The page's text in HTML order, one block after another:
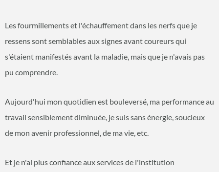
Les fourmillements et l'échauffement dans les nerfs que je
ressens sont semblables aux signes avant coureurs qui
s'étaient manifestés avant la maladie, mais que je n'avais pas
pu comprendre.
Aujourd'hui mon quotidien est bouleversé, ma performance au
travail sensiblement diminuée, je suis sans énergie, soucieux
de mon avenir professionnel, de ma vie, etc.
Et je n'ai plus confiance aux services de l'institution